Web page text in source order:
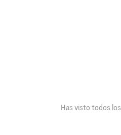
Has visto todos los